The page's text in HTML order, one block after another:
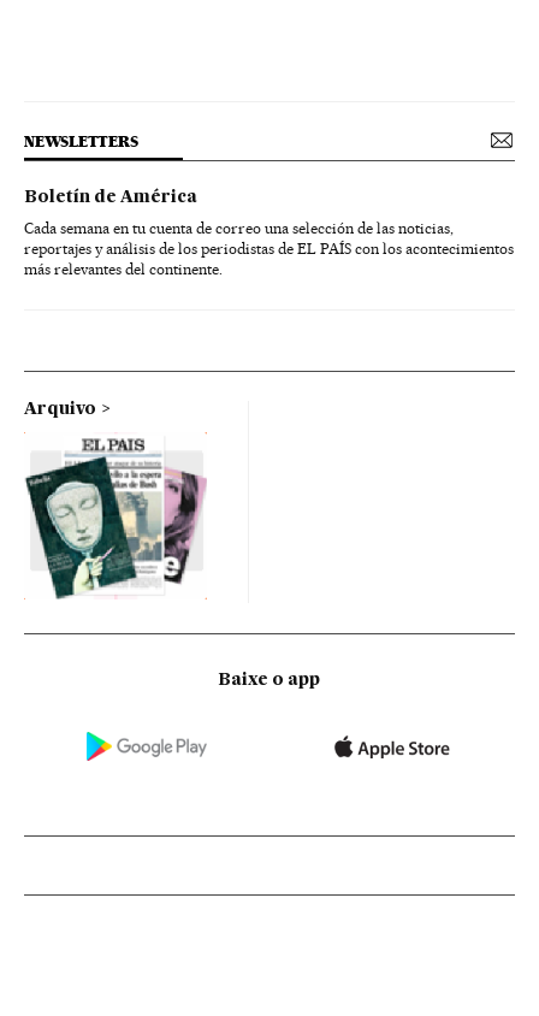
NEWSLETTERS
Boletín de América
Cada semana en tu cuenta de correo una selección de las noticias,
reportajes y análisis de los periodistas de EL PAÍS con los acontecimientos
más relevantes del continente.
Arquivo
Baixe o app